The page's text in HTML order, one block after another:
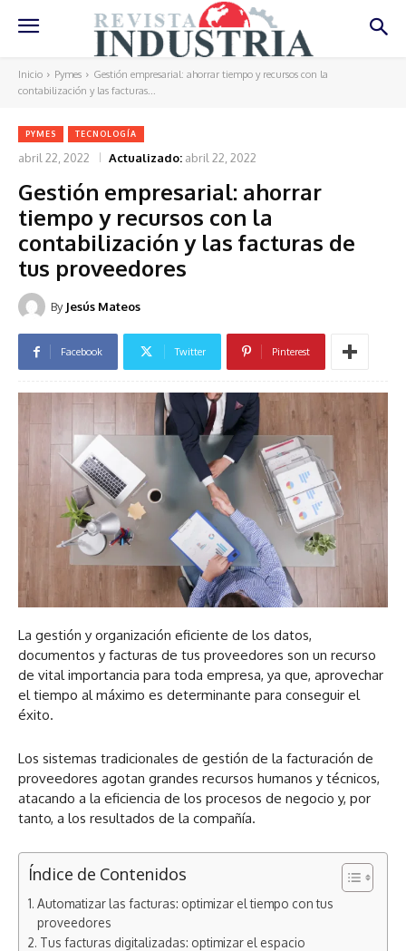
Inicio Pymes
Gestión empresarial: ahorrar tiempo y recursos con la
contabilización y las facturas...
PYMES TECNOLOGÍA
abril 22, 2022 Actualizado: abril 22, 2022
Gestión empresarial: ahorrar
tiempo y recursos con la
contabilización y las facturas de
tus proveedores
By Jesús Mateos
Facebook Twitter Pinterest
La gestión y organización eficiente de los datos,
documentos y facturas de tus proveedores son un recurso
de vital importancia para toda empresa, ya que, aprovechar
el tiempo al máximo es determinante para conseguir el
éxito.
Los sistemas tradicionales de gestión de la facturación de
proveedores agotan grandes recursos humanos y técnicos,
atacando a la eficiencia de los procesos de negocio y, por
tanto, a los resultados de la compañía.
Índice de Contenidos
Automatizar las facturas: optimizar el tiempo con tus
proveedores
Tus facturas digitalizadas: optimizar el espacio